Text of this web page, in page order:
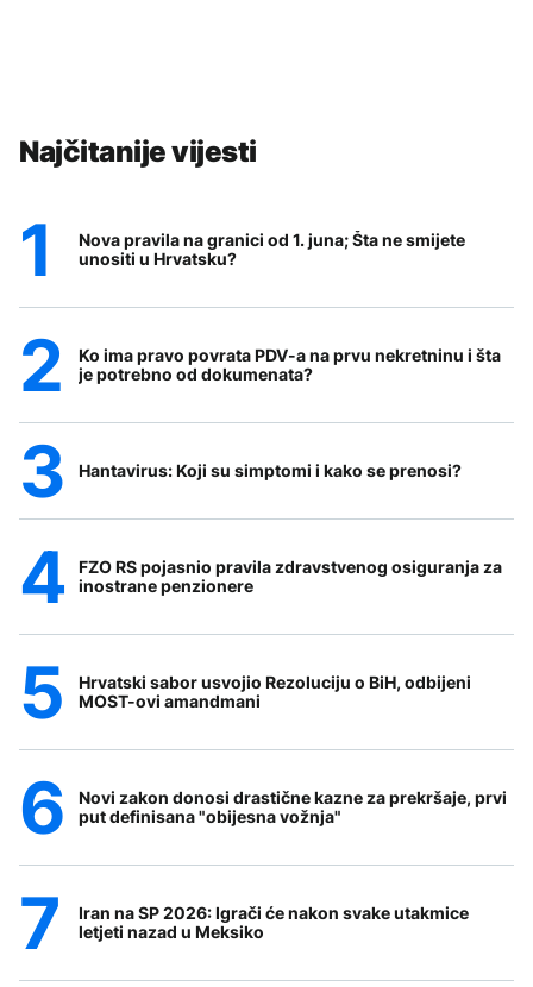
Najčitanije vijesti
Nova pravila na granici od 1. juna; Šta ne smijete
unositi u Hrvatsku?
Ko ima pravo povrata PDV-a na prvu nekretninu i šta
je potrebno od dokumenata?
Hantavirus: Koji su simptomi i kako se prenosi?
FZO RS pojasnio pravila zdravstvenog osiguranja za
inostrane penzionere
Hrvatski sabor usvojio Rezoluciju o BiH, odbijeni
MOST-ovi amandmani
Novi zakon donosi drastične kazne za prekršaje, prvi
put definisana "obijesna vožnja"
Iran na SP 2026: Igrači će nakon svake utakmice
letjeti nazad u Meksiko